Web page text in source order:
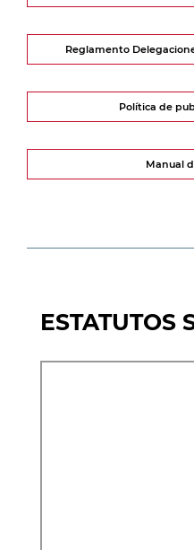
Reglamento
Política de
Manual
ESTATUTOS